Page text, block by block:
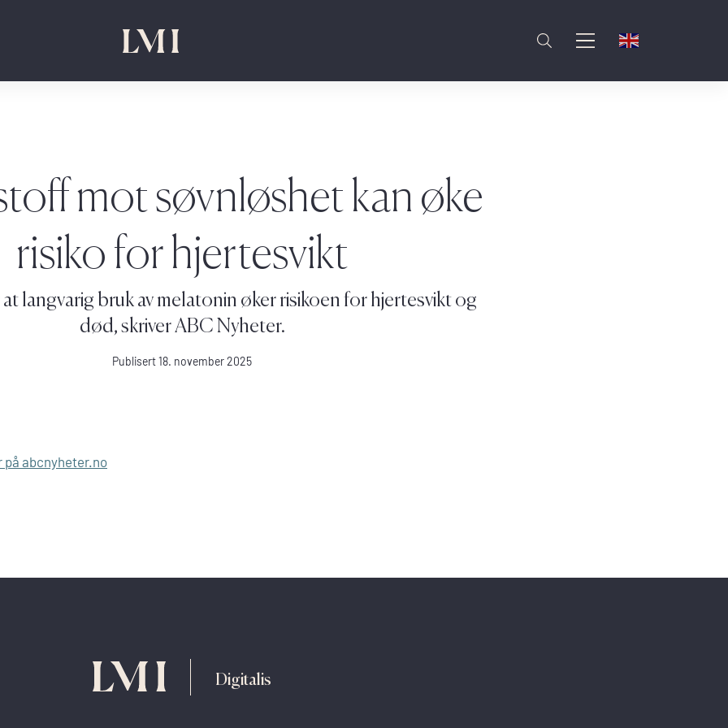
mot søvnløshet kan øke
risiko for hjertesvikt
langvarig bruk av melatonin øker risikoen for hjertesvikt og
død, skriver ABC Nyheter.
Publisert 18. november 2025
på abcnyheter.no
Digitalis